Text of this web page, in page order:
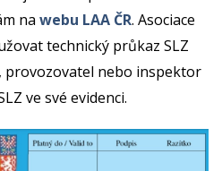
na webu LAA ČR. Asociace
technický průkaz SLZ
provozovatel nebo inspektor
ve své evidenci.